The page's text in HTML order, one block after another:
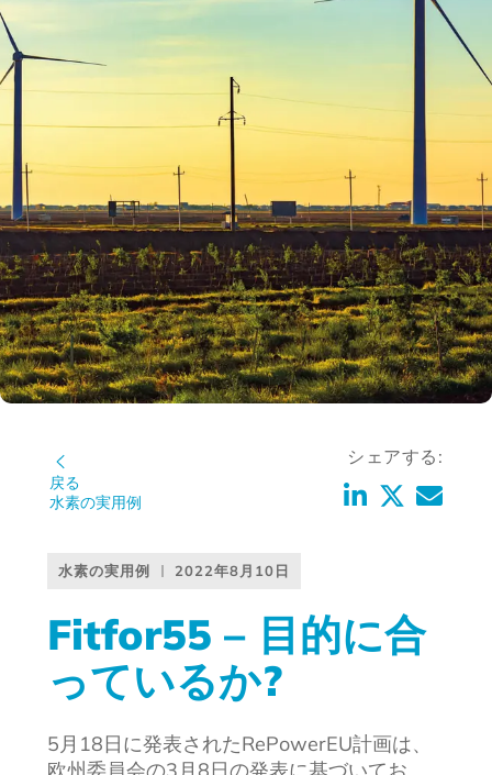
戻る
水素の実用例
シェアする:
水素の実用例 2022年8月10日
Fitfor55 – 目的に合
っているか?
5月18日に発表されたRePowerEU計画は、